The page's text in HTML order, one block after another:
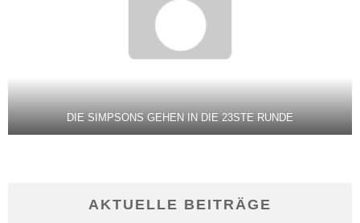
DIE SIMPSONS GEHEN IN DIE 23STE RUNDE
AKTUELLE BEITRÄGE